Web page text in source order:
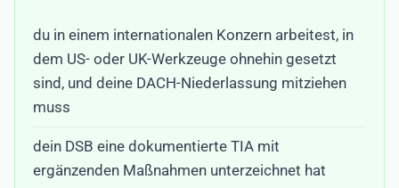
du in einem internationalen Konzern arbeitest, in
dem US- oder UK-Werkzeuge ohnehin gesetzt
sind, und deine DACH-Niederlassung mitziehen
muss
dein DSB eine dokumentierte TIA mit
ergänzenden Maßnahmen unterzeichnet hat